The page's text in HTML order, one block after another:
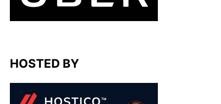
HOSTED BY